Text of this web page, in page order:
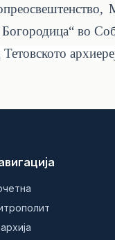
Богородица“ во